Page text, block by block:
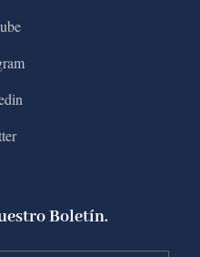
Boletín.